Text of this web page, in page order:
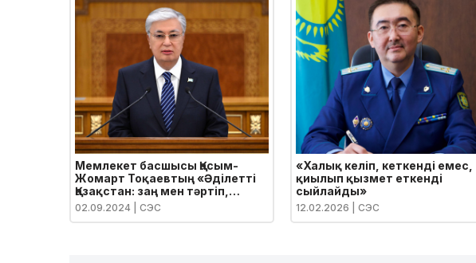
Мемлекет басшысы Қасым-
Жомарт Тоқаевтың «Әділетті
Қазақстан: заң мен тәртіп,
экономикалық өсім, қоғамдық
оптимизм» атты Қазақстан
02.09.2024 | СЭС
«Халық келіп, кеткенді емес,
қиылып қызмет еткенді
сыйлайды»
12.02.2026 | СЭС